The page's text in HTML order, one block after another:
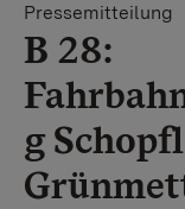
Pressemitteilung
B 28:
g